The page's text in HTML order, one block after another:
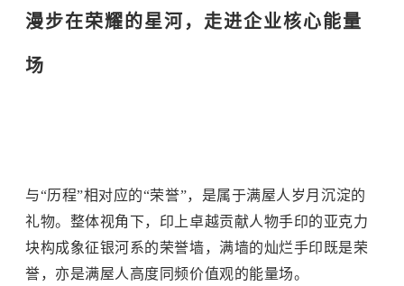
漫步在荣耀的星河，走进企业核心能量
场
与“历程”相对应的“荣誉”，是属于满屋人岁月沉淀的
礼物。 整体视角下，印上卓越贡献人物手印的亚克力
块构成象征银河系的荣誉墙，满墙的灿烂手印既是荣
誉，亦是满屋人高度同频价值观的能量场。